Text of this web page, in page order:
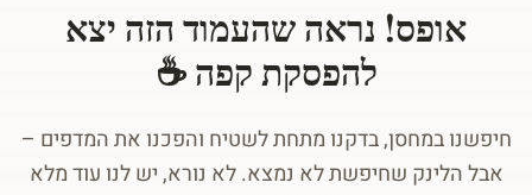
אופס! נראה שהעמוד הזה יצא
להפסקת קפה ☕
חיפשנו במחסן, בדקנו מתחת לשטיח והפכנו את המדפים –
אבל הלינק שחיפשת לא נמצא. לא נורא, יש לנו עוד מלא